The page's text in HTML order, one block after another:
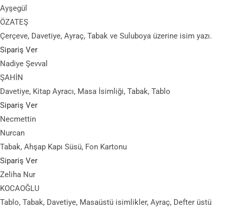
Ayşegül
ÖZATEŞ
Çerçeve, Davetiye, Ayraç, Tabak ve Suluboya üzerine isim yazı.
Sipariş Ver
Nadiye Şevval
ŞAHİN
Davetiye, Kitap Ayracı, Masa İsimliği, Tabak, Tablo
Sipariş Ver
Necmettin
Nurcan
Tabak, Ahşap Kapı Süsü, Fon Kartonu
Sipariş Ver
Zeliha Nur
KOCAOĞLU
Tablo, Tabak, Davetiye, Masaüstü isimlikler, Ayraç, Defter üstü